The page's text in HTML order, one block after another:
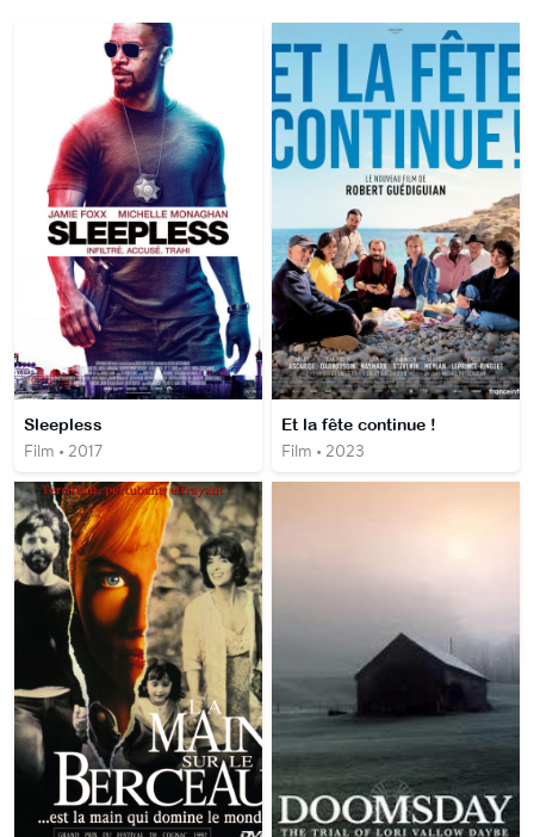
Sleepless
Film • 2017
Et la fête continue !
Film • 2023